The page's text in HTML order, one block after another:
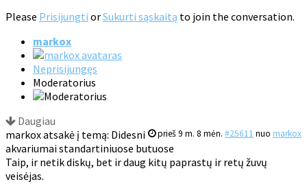
Please Prisijungti orSukurti sąskaitą to join the conversation.
markox
Neprisijungęs
Moderatorius
Daugiau
prieš 9 m. 8 mėn. #25611 nuo markox
markox atsakė į temą: Didesni
akvariumai standartiniuose butuose
Taip, ir netik diskų, bet ir daug kitų paprastų ir retų žuvų
veisėjas.